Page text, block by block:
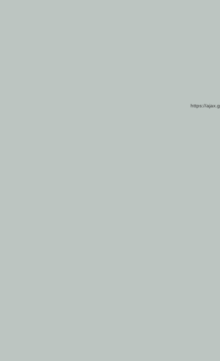
https://